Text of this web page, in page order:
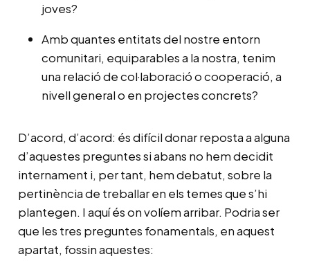
joves?
Amb quantes entitats del nostre entorn
comunitari, equiparables a la nostra, tenim
una relació de col·laboració o cooperació, a
nivell general o en projectes concrets?
D’acord, d’acord: és difícil donar reposta a alguna
d’aquestes preguntes si abans no hem decidit
internament i, per tant, hem debatut, sobre la
pertinència de treballar en els temes que s’hi
plantegen. I aquí és on volíem arribar. Podria ser
que les tres preguntes fonamentals, en aquest
apartat, fossin aquestes: